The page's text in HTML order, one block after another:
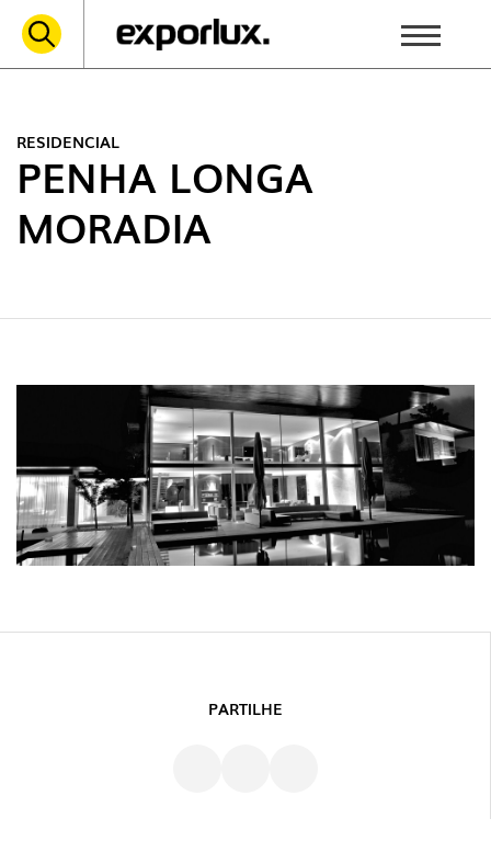
RESIDENCIAL
PENHA LONGA
MORADIA
PARTILHE